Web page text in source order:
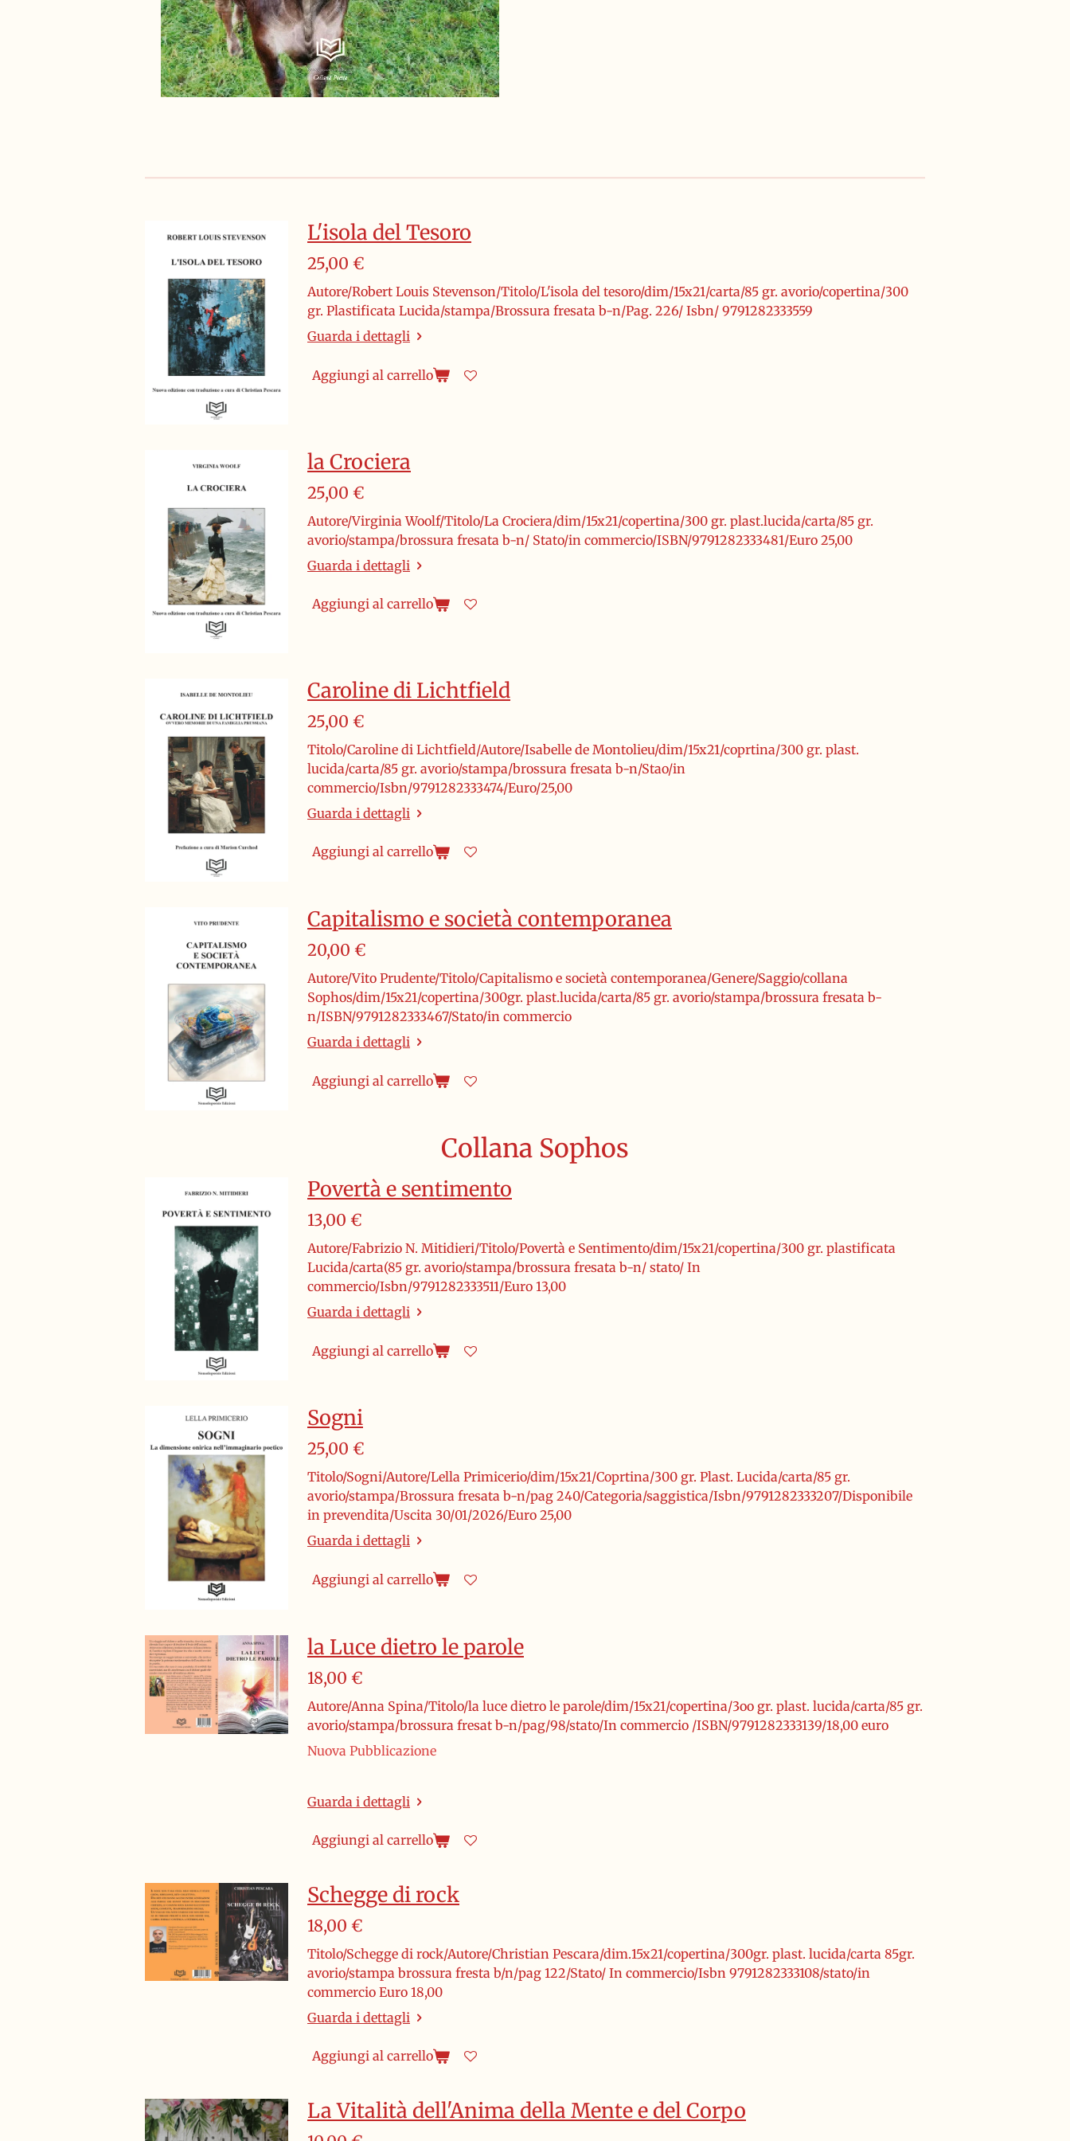
L'isola del Tesoro
25,00 €
Autore/Robert Louis Stevenson/Titolo/L'isola del tesoro/dim/15x21/carta/85 gr. avorio/copertina/300
gr. Plastificata Lucida/stampa/Brossura fresata b-n/Pag. 226/ Isbn/ 9791282333559
Guarda i dettagli
Aggiungi al carrello
la Crociera
25,00 €
Autore/Virginia Woolf/Titolo/La Crociera/dim/15x21/copertina/300 gr. plast.lucida/carta/85 gr.
avorio/stampa/brossura fresata b-n/ Stato/in commercio/ISBN/9791282333481/Euro 25,00
Guarda i dettagli
Aggiungi al carrello
Caroline di Lichtfield
25,00 €
Titolo/Caroline di Lichtfield/Autore/Isabelle de Montolieu/dim/15x21/coprtina/300 gr. plast.
lucida/carta/85 gr. avorio/stampa/brossura fresata b-n/Stao/in
commercio/Isbn/9791282333474/Euro/25,00
Guarda i dettagli
Aggiungi al carrello
Capitalismo e società contemporanea
20,00 €
Autore/Vito Prudente/Titolo/Capitalismo e società contemporanea/Genere/Saggio/collana
Sophos/dim/15x21/copertina/300gr. plast.lucida/carta/85 gr. avorio/stampa/brossura fresata b-
n/ISBN/9791282333467/Stato/in commercio
Guarda i dettagli
Aggiungi al carrello
Collana Sophos
Povertà e sentimento
13,00 €
Autore/Fabrizio N. Mitidieri/Titolo/Povertà e Sentimento/dim/15x21/copertina/300 gr. plastificata
Lucida/carta(85 gr. avorio/stampa/brossura fresata b-n/ stato/ In
commercio/Isbn/9791282333511/Euro 13,00
Guarda i dettagli
Aggiungi al carrello
Sogni
25,00 €
Titolo/Sogni/Autore/Lella Primicerio/dim/15x21/Coprtina/300 gr. Plast. Lucida/carta/85 gr.
avorio/stampa/Brossura fresata b-n/pag 240/Categoria/saggistica/Isbn/9791282333207/Disponibile
in prevendita/Uscita 30/01/2026/Euro 25,00
Guarda i dettagli
Aggiungi al carrello
la Luce dietro le parole
18,00 €
Autore/Anna Spina/Titolo/la luce dietro le parole/dim/15x21/copertina/3oo gr. plast. lucida/carta/85 gr.
avorio/stampa/brossura fresat b-n/pag/98/stato/In commercio /ISBN/9791282333139/18,00 euro
Nuova Pubblicazione
Guarda i dettagli
Aggiungi al carrello
Schegge di rock
18,00 €
Titolo/Schegge di rock/Autore/Christian Pescara/dim.15x21/copertina/300gr. plast. lucida/carta 85gr.
avorio/stampa brossura fresta b/n/pag 122/Stato/ In commercio/Isbn 9791282333108/stato/in
commercio Euro 18,00
Guarda i dettagli
Aggiungi al carrello
La Vitalità dell'Anima della Mente e del Corpo